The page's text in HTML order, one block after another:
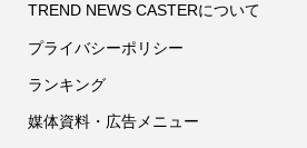
TREND NEWS CASTERについて
プライバシーポリシー
ランキング
媒体資料・広告メニュー